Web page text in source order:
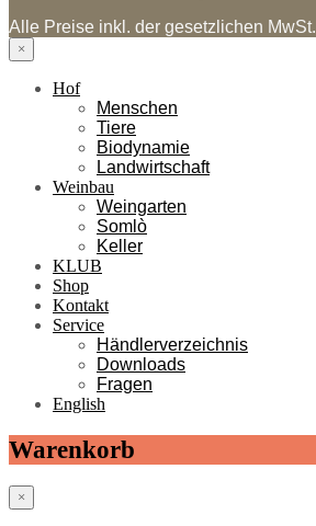
Alle Preise inkl. der gesetzlichen MwSt.
×
Hof
Menschen
Tiere
Biodynamie
Landwirtschaft
Weinbau
Weingarten
Somlò
Keller
KLUB
Shop
Kontakt
Service
Händlerverzeichnis
Downloads
Fragen
English
Warenkorb
×